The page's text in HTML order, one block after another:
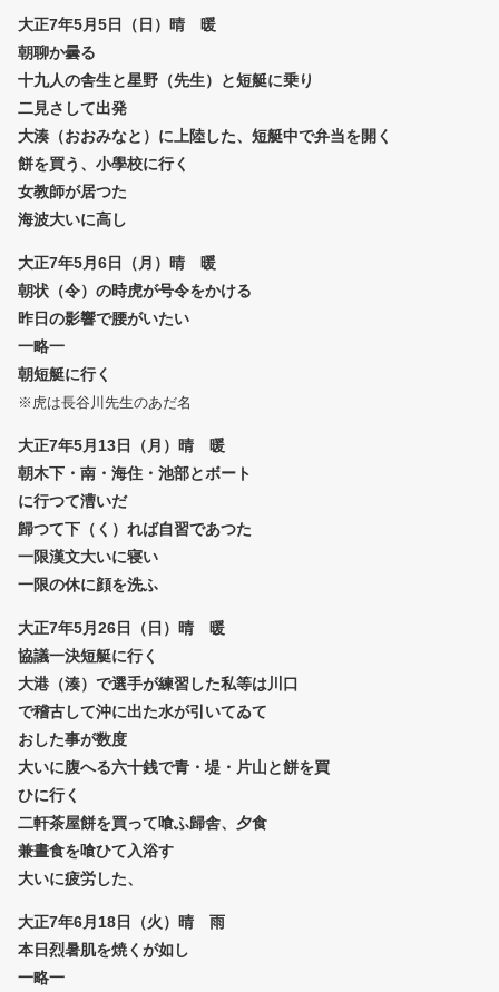
大正7年5月5日（日）晴 暖
朝聊か曇る
十九人の舎生と星野（先生）と短艇に乗り
二見さして出発
大湊（おおみなと）に上陸した、短艇中で弁当を開く
餅を買う、小學校に行く
女教師が居つた
海波大いに高し
大正7年5月6日（月）晴 暖
朝状（令）の時虎が号令をかける
昨日の影響で腰がいたい
一略一
朝短艇に行く
※虎は長谷川先生のあだ名
大正7年5月13日（月）晴 暖
朝木下・南・海住・池部とボート
に行つて漕いだ
歸つて下（く）れば自習であつた
一限漢文大いに寝い
一限の休に顔を洗ふ
大正7年5月26日（日）晴 暖
協議一決短艇に行く
大港（湊）で選手が練習した私等は川口
で稽古して沖に出た水が引いてゐて
おした事が数度
大いに腹へる六十銭で青・堤・片山と餅を買
ひに行く
二軒茶屋餅を買って喰ふ歸舎、夕食
兼晝食を喰ひて入浴す
大いに疲労した、
大正7年6月18日（火）晴 雨
本日烈暑肌を焼くが如し
一略一